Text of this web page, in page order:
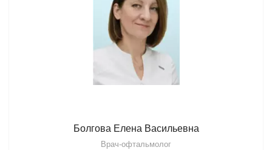
Болгова Елена Васильевна
Врач-офтальмолог